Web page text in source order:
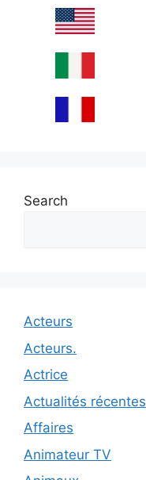
Search
Acteurs
Acteurs.
Actrice
Actualités récentes
Affaires
Animateur TV